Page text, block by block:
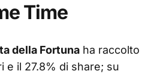
Time
della Fortuna ha raccolto
e il 27.8% di share; su